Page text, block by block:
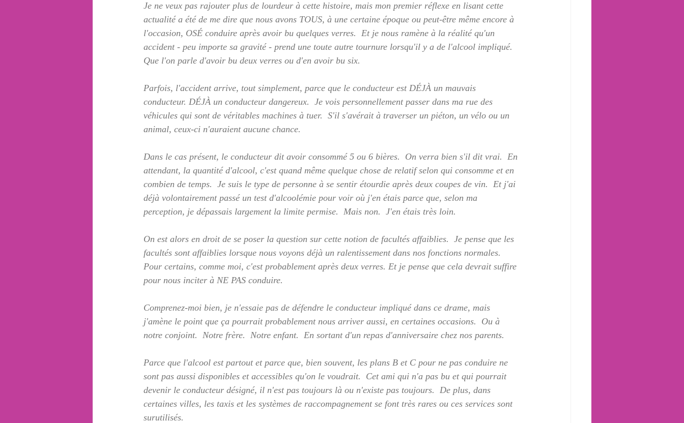
Je ne veux pas rajouter plus de lourdeur à cette histoire, mais mon premier réflexe en lisant cette
actualité a été de me dire que nous avons TOUS, à une certaine époque ou peut-être même encore à
l'occasion, OSÉ conduire après avoir bu quelques verres.  Et je nous ramène à la réalité qu'un
accident - peu importe sa gravité - prend une toute autre tournure lorsqu'il y a de l'alcool impliqué.
Que l'on parle d'avoir bu deux verres ou d'en avoir bu six.
Parfois, l'accident arrive, tout simplement, parce que le conducteur est DÉJÀ un mauvais
conducteur. DÉJÀ un conducteur dangereux.  Je vois personnellement passer dans ma rue des
véhicules qui sont de véritables machines à tuer.  S'il s'avérait à traverser un piéton, un vélo ou un
animal, ceux-ci n'auraient aucune chance.
Dans le cas présent, le conducteur dit avoir consommé 5 ou 6 bières.  On verra bien s'il dit vrai.  En
attendant, la quantité d'alcool, c'est quand même quelque chose de relatif selon qui consomme et en
combien de temps.  Je suis le type de personne à se sentir étourdie après deux coupes de vin.  Et j'ai
déjà volontairement passé un test d'alcoolémie pour voir où j'en étais parce que, selon ma
perception, je dépassais largement la limite permise.  Mais non.  J'en étais très loin.
On est alors en droit de se poser la question sur cette notion de facultés affaiblies.  Je pense que les
facultés sont affaiblies lorsque nous voyons déjà un ralentissement dans nos fonctions normales.
Pour certains, comme moi, c'est probablement après deux verres. Et je pense que cela devrait suffire
pour nous inciter à NE PAS conduire.
Comprenez-moi bien, je n'essaie pas de défendre le conducteur impliqué dans ce drame, mais
j'amène le point que ça pourrait probablement nous arriver aussi, en certaines occasions.  Ou à
notre conjoint.  Notre frère.  Notre enfant.  En sortant d'un repas d'anniversaire chez nos parents.
Parce que l'alcool est partout et parce que, bien souvent, les plans B et C pour ne pas conduire ne
sont pas aussi disponibles et accessibles qu'on le voudrait.  Cet ami qui n'a pas bu et qui pourrait
devenir le conducteur désigné, il n'est pas toujours là ou n'existe pas toujours.  De plus, dans
certaines villes, les taxis et les systèmes de raccompagnement se font très rares ou ces services sont
surutilisés.